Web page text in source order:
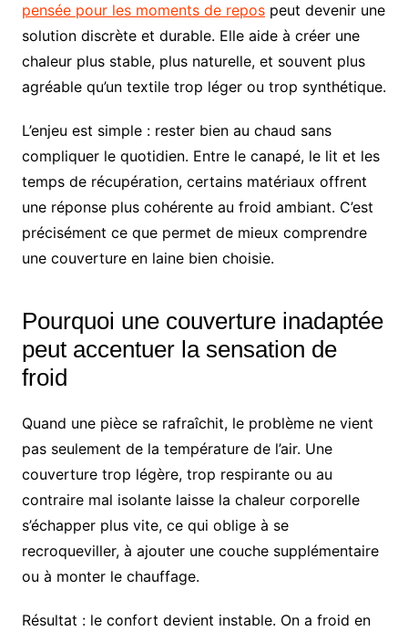
pensée pour les moments de repospeut devenir une
solution discrète et durable. Elle aide à créer une
chaleur plus stable, plus naturelle, et souvent plus
agréable qu’un textile trop léger ou trop synthétique.
L’enjeu est simple : rester bien au chaud sans
compliquer le quotidien. Entre le canapé, le lit et les
temps de récupération, certains matériaux offrent
une réponse plus cohérente au froid ambiant. C’est
précisément ce que permet de mieux comprendre
une couverture en laine bien choisie.
Pourquoi une couverture inadaptée
peut accentuer la sensation de
froid
Quand une pièce se rafraîchit, le problème ne vient
pas seulement de la température de l’air. Une
couverture trop légère, trop respirante ou au
contraire mal isolante laisse la chaleur corporelle
s’échapper plus vite, ce qui oblige à se
recroqueviller, à ajouter une couche supplémentaire
ou à monter le chauffage.
Résultat : le confort devient instable. On a froid en